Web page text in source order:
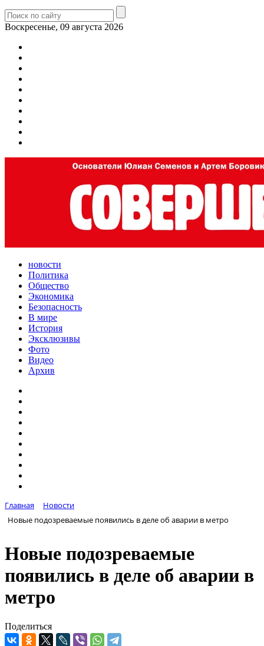
Воскресенье, 09 августа 2026
новости
Политика
Общество
Экономика
Безопасность
В мире
История
Эксклюзивы
Фото
Видео
Архив
Главная
Новости
Новые подозреваемые появились в деле об аварии в метро
Новые подозреваемые
появились в деле об аварии в
метро
Поделиться